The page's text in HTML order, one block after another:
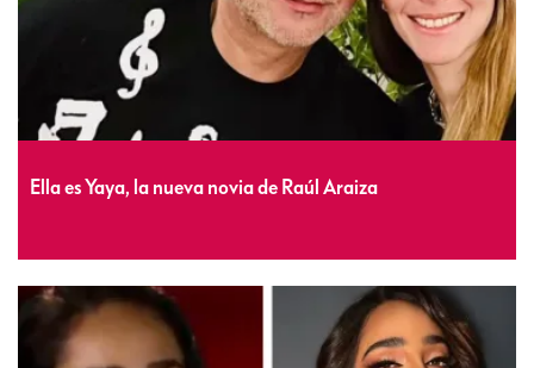
Ella es Yaya, la nueva novia de Raúl Araiza